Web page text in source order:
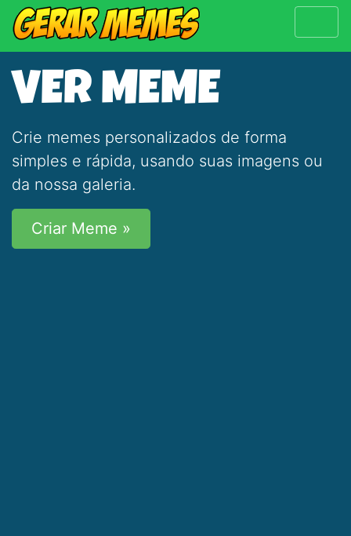
VER MEME
Crie memes personalizados de forma
simples e rápida, usando suas imagens ou
da nossa galeria.
Criar Meme »